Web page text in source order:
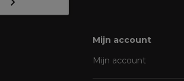
Mijn account
Mijn account